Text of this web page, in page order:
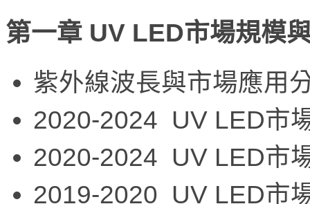
第一章 UV LED市場規模
紫外線波長與市場應用
2020-2024 UV LED市
2020-2024 UV LED市
2019-2020 UV LED市